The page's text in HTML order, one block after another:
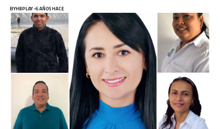
BYHBPLAY 6 AÑOS HACE